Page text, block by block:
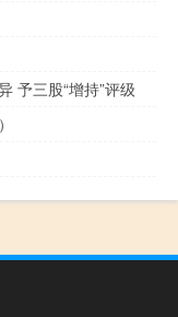
予三股“增持”评级